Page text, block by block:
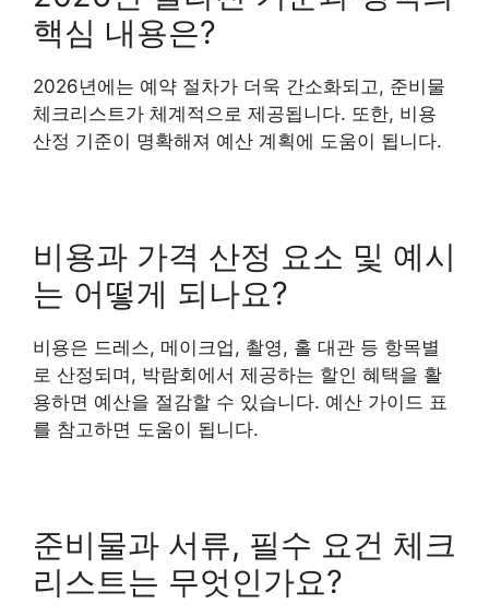
핵심 내용은?
2026년에는 예약 절차가 더욱 간소화되고, 준비물
체크리스트가 체계적으로 제공됩니다. 또한, 비용
산정 기준이 명확해져 예산 계획에 도움이 됩니다.
비용과 가격 산정 요소 및 예시
는 어떻게 되나요?
비용은 드레스, 메이크업, 촬영, 홀 대관 등 항목별
로 산정되며, 박람회에서 제공하는 할인 혜택을 활
용하면 예산을 절감할 수 있습니다. 예산 가이드 표
를 참고하면 도움이 됩니다.
준비물과 서류, 필수 요건 체크
리스트는 무엇인가요?